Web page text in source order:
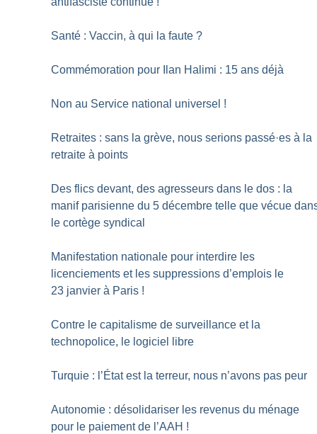
Santé : Vaccin, à qui la faute ?
Commémoration pour Ilan Halimi : 15 ans déjà
Non au Service national universel !
Retraites : sans la grève, nous serions passé·es à la
retraite à points
Des flics devant, des agresseurs dans le dos : la
manif parisienne du 5 décembre telle que vécue
le cortège syndical
Manifestation nationale pour interdire les
licenciements et les suppressions d’emplois le
23 janvier à Paris !
Contre le capitalisme de surveillance et la
technopolice, le logiciel libre
Turquie : l’État est la terreur, nous n’avons pas peur
Autonomie : désolidariser les revenus du ménage
pour le paiement de l’AAH !